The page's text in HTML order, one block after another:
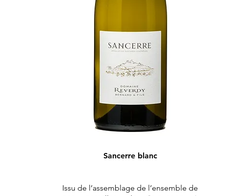
Sancerre blanc
Issu de l’assemblage de l’ensemble de